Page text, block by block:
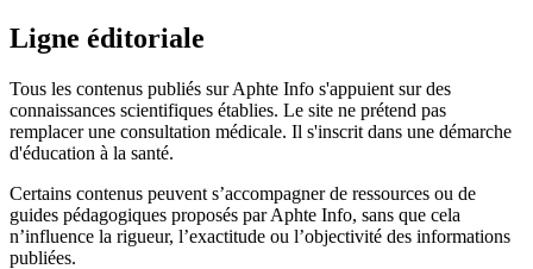
Ligne éditoriale
Tous les contenus publiés sur Aphte Info s'appuient sur des
connaissances scientifiques établies. Le site ne prétend pas
remplacer une consultation médicale. Il s'inscrit dans une démarche
d'éducation à la santé.
Certains contenus peuvent s’accompagner de ressources ou de
guides pédagogiques proposés par Aphte Info, sans que cela
n’influence la rigueur, l’exactitude ou l’objectivité des informations
publiées.